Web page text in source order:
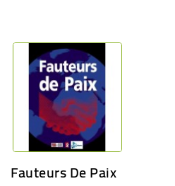
Fauteurs De Paix